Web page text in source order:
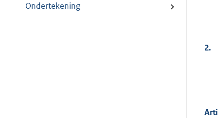
Ondertekening
2.